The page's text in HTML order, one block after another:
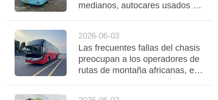
medianos, autocares usados de
flota
2026-06-03
Las frecuentes fallas del chasis
preocupan a los operadores de
rutas de montaña africanas, el